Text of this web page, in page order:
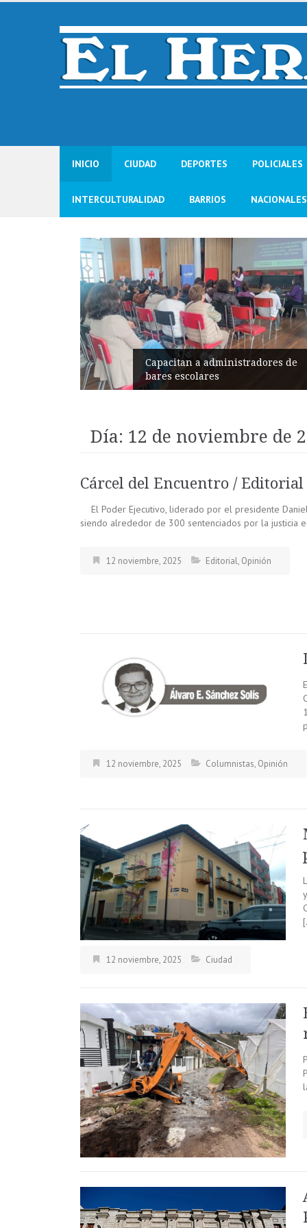
Skip
INICIO CIUDAD DEPORTES POLICIALES
INTERCULTURALIDAD BARRIOS NACIONALES
Capacitan a administradores de
bares escolares
Día: 12 de noviembre de
Cárcel del Encuentro / Editorial
El Poder Ejecutivo, liderado por el presidente
siendo alrededor de 300 sentenciados por la justicia
12 noviembre, 2025 Editorial, Opinión
12 noviembre, 2025 Columnistas, Opinión
12 noviembre, 2025 Ciudad